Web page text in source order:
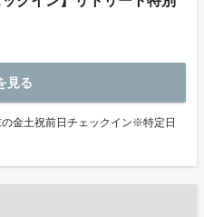
見る
金土祝前日チェックイン※特定日